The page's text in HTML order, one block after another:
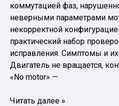
коммутацией фаз,
неверными параметрами
некорректной
практический набор
исправления. Симптомы и
Двигатель не вращается,
«No motor» —
Типовые
Читать далее »